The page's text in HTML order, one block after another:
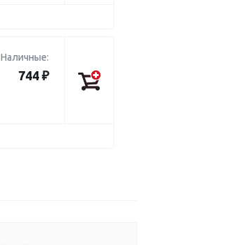
Наличные:
744 ₽